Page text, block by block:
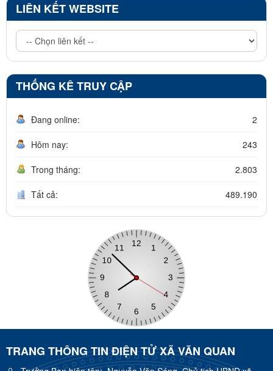
LIÊN KẾT WEBSITE
THỐNG KÊ TRUY CẬP
Đang online: 2
Hôm nay: 243
Trong tháng: 2.803
Tất cả: 489.190
TRANG THÔNG TIN ĐIỆN TỬ XÃ VĂN QUAN